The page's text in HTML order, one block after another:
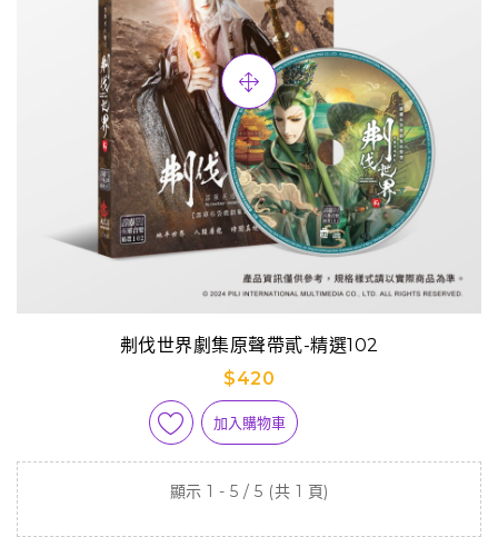
刜伐世界劇集原聲帶貳-精選102
$420
加入購物車
顯示 1 - 5 / 5 (共 1 頁)